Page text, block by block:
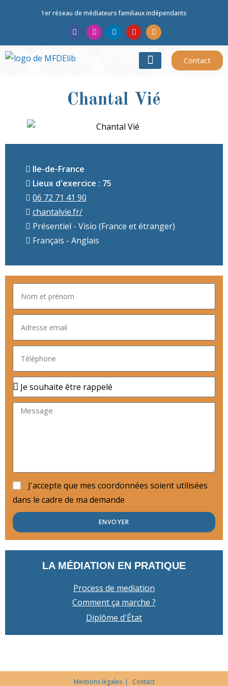
1er réseau de médiateurs familiaux indépendants
Contact
Chantal Vié
Ile-de-France
Lieux d'exercice : 75
06 72 71 41 90
chantalvie.fr/
Présentiel - Visio (France et étranger)
Français - Anglais
J'accepte que mes coordonnées soient utilisées
dans le cadre de ma demande
ENVOYER
LA MÉDIATION EN PRATIQUE
Process de mediation
Comment ça marche ?
Diplôme d'État
Mentions légales Contact